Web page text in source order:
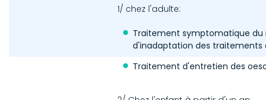
1/ chez l'adulte:
Traitement symptomatique du
d'inadaptation des traitements
Traitement d'entretien des